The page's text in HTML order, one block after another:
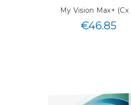
My Vision Max+ (Cx
€46.85